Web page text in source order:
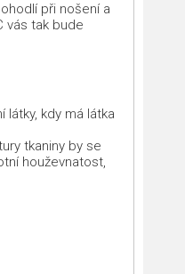
při nošení a
vás tak bude
kdy má látka
tkaniny by se
houževnatost,